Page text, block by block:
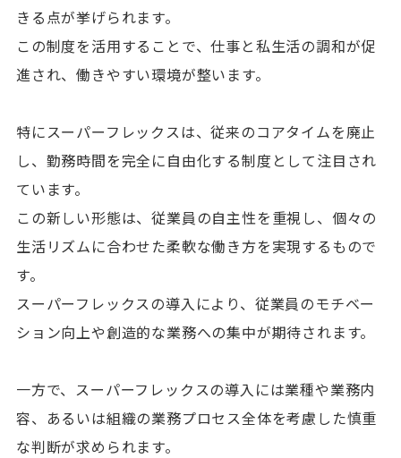
きる点が挙げられます。
この制度を活用することで、仕事と私生活の調和が促
進され、働きやすい環境が整います。
特にスーパーフレックスは、従来のコアタイムを廃止
し、勤務時間を完全に自由化する制度として注目され
ています。
この新しい形態は、従業員の自主性を重視し、個々の
生活リズムに合わせた柔軟な働き方を実現するもので
す。
スーパーフレックスの導入により、従業員のモチベー
ション向上や創造的な業務への集中が期待されます。
一方で、スーパーフレックスの導入には業種や業務内
容、あるいは組織の業務プロセス全体を考慮した慎重
な判断が求められます。